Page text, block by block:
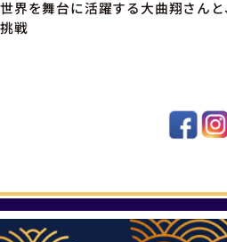
世界を舞台に活躍する大曲翔さん
挑戦